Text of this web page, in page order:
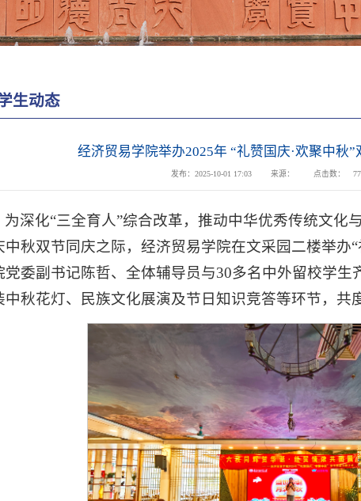
生动态
经济贸易学院举办2025年 “礼赞国庆·欢聚中秋
发布：2025-10-01 17:03 来源： 点击数： 77
为深化“三全育人”综合改革，推动中华优秀传统文化
中秋双节同庆之际，经济贸易学院在文采园二楼举办“
党委副书记陈哲、全体辅导员与30多名中外留校学生
中秋花灯、民族文化展演及节日知识竞答等环节，共